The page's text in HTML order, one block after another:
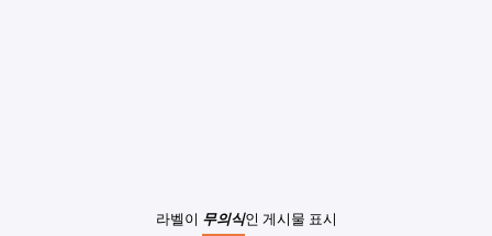
라벨이 무의식인 게시물 표시